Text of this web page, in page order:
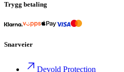
Trygg betaling
Snarveier
Devold Protection